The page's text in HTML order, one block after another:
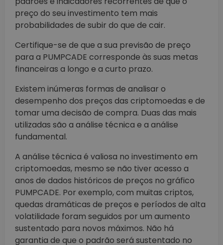
preço do seu investimento tem mais
probabilidades de subir do que de cair.
Certifique-se de que a sua previsão de preço
para a PUMPCADE corresponde às suas metas
financeiras a longo e a curto prazo.
Existem inúmeras formas de analisar o
desempenho dos preços das criptomoedas e de
tomar uma decisão de compra. Duas das mais
utilizadas são a análise técnica e a análise
fundamental.
A análise técnica é valiosa no investimento em
criptomoedas, mesmo se não tiver acesso a
anos de dados históricos de preços no gráfico
PUMPCADE. Por exemplo, com muitas criptos,
quedas dramáticas de preços e períodos de alta
volatilidade foram seguidos por um aumento
sustentado para novos máximos. Não há
garantia de que o padrão será sustentado no